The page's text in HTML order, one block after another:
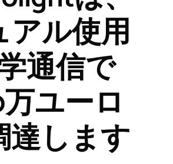
アル使用
通信で
ユーロ
達します